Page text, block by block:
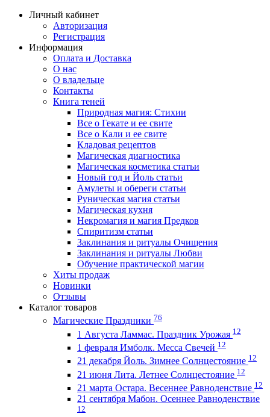
Личный кабинет
Авторизация
Регистрация
Информация
Оплата и Доставка
О нас
О владельце
Контакты
Книга теней
Природная магия: Стихии
Все о Гекате и ее свите
Все о Кали и ее свите
Кладовая рецептов
Магическая диагностика
Магическая косметика статьи
Новый год и Йоль статьи
Амулеты и обереги статьи
Руническая магия статьи
Магическая кухня
Некромагия и магия Предков
Спиритизм статьи
Заклинания и ритуалы Очищения
Заклинания и ритуалы Любви
Обучение практической магии
Хиты продаж
Новинки
Отзывы
Каталог товаров
Магические Праздники 76
1 Августа Ламмас. Праздник Урожая 12
1 февраля Имболк. Месса Свечей 12
21 декабря Йоль. Зимнее Солнцестояние 12
21 июня Лита. Летнее Солнцестояние 12
21 марта Остара. Весеннее Равноденствие 12
21 сентября Мабон. Осеннее Равноденствие
12